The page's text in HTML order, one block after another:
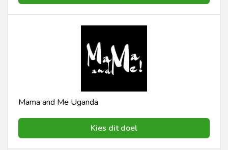
Mama and Me Uganda
Kies dit doel